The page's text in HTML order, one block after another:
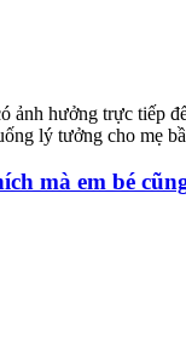
ảnh hưởng trực tiếp
lý tưởng cho mẹ
mà em bé